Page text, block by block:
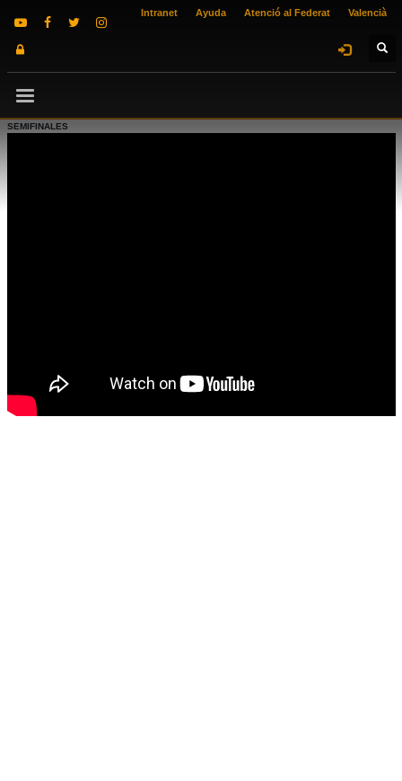
Intranet Ayuda Atenció al Federat Valencià
SEMIFINALES